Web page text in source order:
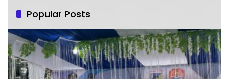
Popular Posts